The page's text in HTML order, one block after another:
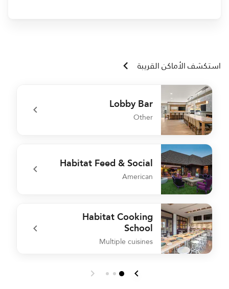
استكشف الأماكن القريبة
Lobby Bar
Other
undefined Lobby Bar
Habitat Feed & Social
American
undefined Habitat Feed & Social
Habitat Cooking
School
Multiple cuisines
undefined Habitat Cooking School